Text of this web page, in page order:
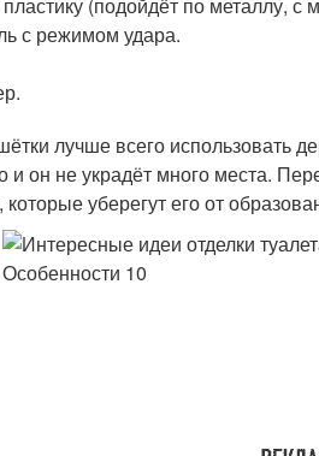
с режимом удара.
лучше всего использовать
и он не украдёт много места.
уберегут его от